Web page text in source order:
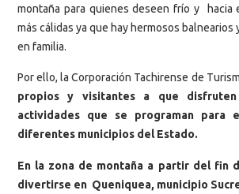
montaña para quienes deseen frío y hacia
más cálidas ya que hay hermosos balnearios
en familia.
Por ello, la Corporación Tachirense de
propios y visitantes a que
actividades que se programan para
diferentes municipios del Estado.
En la zona de montaña a partir del fin
divertirse en Queniquea, municipio